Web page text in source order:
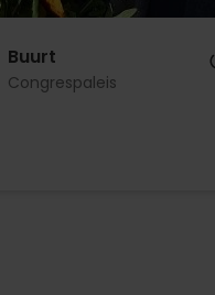
Buurt
Congrespaleis